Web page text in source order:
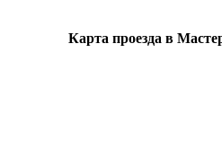
Карта проезда в